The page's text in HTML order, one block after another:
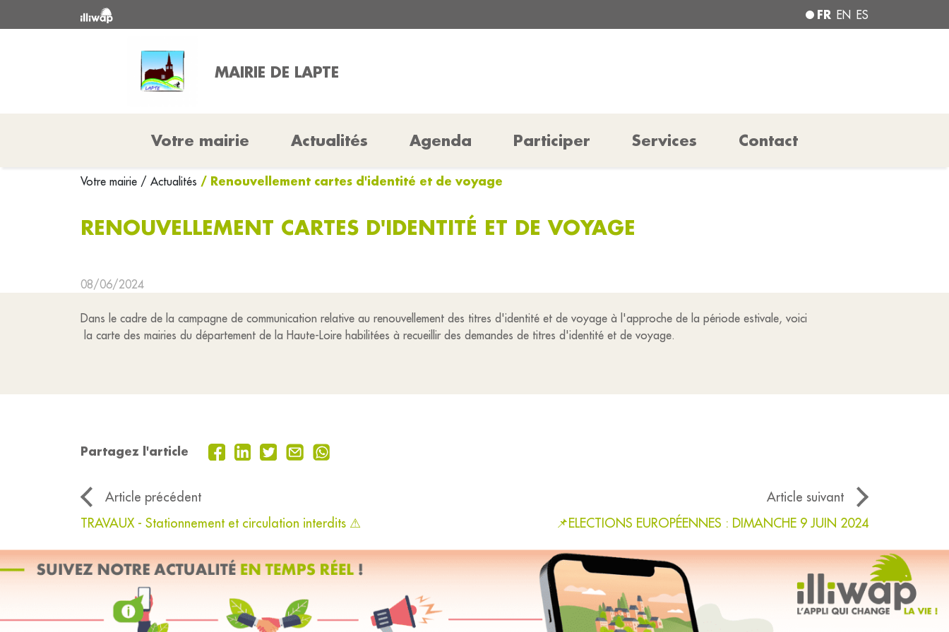
FR EN ES
MAIRIE DE LAPTE
Votre mairie Actualités Agenda Participer Services Contact
Votre mairie / Actualités / Renouvellement cartes d'identité et de voyage
RENOUVELLEMENT CARTES D'IDENTITÉ ET DE VOYAGE
08/06/2024
Dans le cadre de la campagne de communication relative au renouvellement des titres d'identité et de voyage à l'approche de la période estivale, voici
la carte des mairies du département de la Haute-Loire habilitées à recueillir des demandes de titres d'identité et de voyage.
Partagez l'article
Article précédent
Article suivant
TRAVAUX - Stationnement et circulation interdits ⚠
📌ELECTIONS EUROPÉENNES : DIMANCHE 9 JUIN 2024